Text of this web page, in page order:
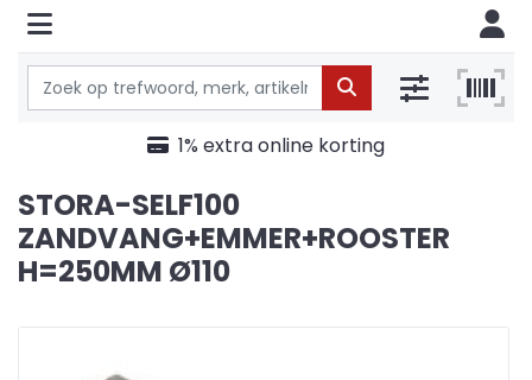
1% extra online korting
STORA-SELF100
ZANDVANG+EMMER+ROOSTER
H=250MM Ø110